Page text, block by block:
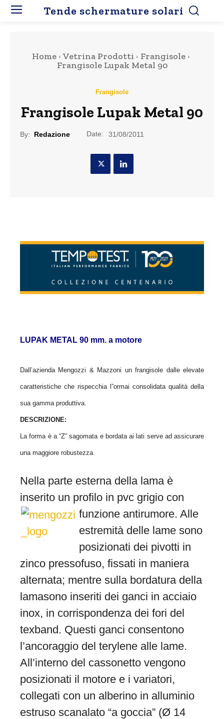
Tende schermature solari
Home Vetrina Prodotti
Frangisole
Frangisole Lupak Metal 90
Frangisole
Frangisole Lupak Metal 90
By: Redazione Date: 31/08/2011
LUPAK METAL 90 mm. a motore
Dall’azienda Mengozzi & Mazzoni un frangisole dalle elevate
caratteristiche che rispecchia l”ormai consolidata qualità della
sua gamma produttiva.
DESCRIZIONE:
La forma è a “Z” sagomata e bordata ai lati serve ad assicurare
una maggiore robustezza.
Nella parte esterna della lama è
inserito un profilo in pvc grigio con
funzione antirumore. Alle
estremità delle lame sono
posizionati dei pivotti in
zinco pressofuso, fissati in maniera
alternata; mentre sulla bordatura della
lamasono inseriti dei ganci in acciaio
inox, in corrispondenza dei fori del
texband. Questi ganci consentono
l’ancoraggio del terylene alle lame.
All’interno del cassonetto vengono
posizionati il motore e i variatori,
collegati con un alberino in alluminio
estruso scanalato “a goccia” (Ø 14